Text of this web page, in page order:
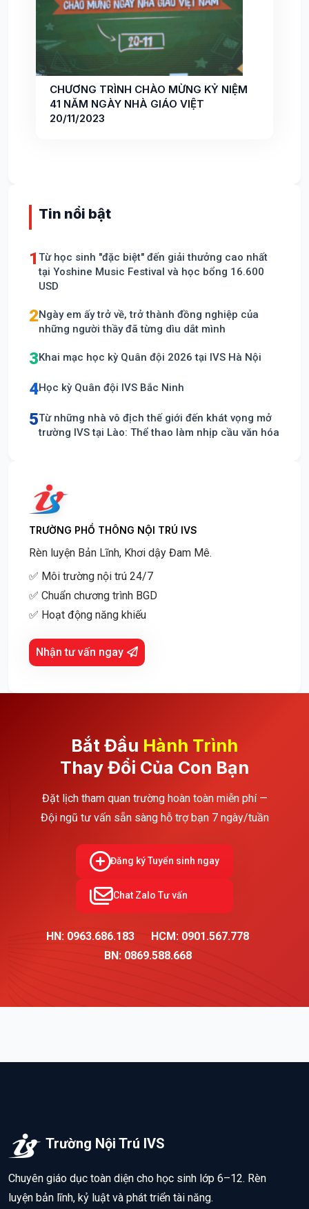
CHƯƠNG TRÌNH CHÀO MỪNG KỶ NIỆM
41 NĂM NGÀY NHÀ GIÁO VIỆT
20/11/2023
Tin nổi bật
1 Từ học sinh "đặc biệt" đến giải thưởng cao nhất
tại Yoshine Music Festival và học bổng 16.600
USD
2Ngày em ấy trở về, trở thành đồng nghiệp của
những người thầy đã từng dìu dắt mình
3Khai mạc học kỳ Quân đội 2026 tại IVS Hà Nội
4Học kỳ Quân đội IVS Bắc Ninh
5Từ những nhà vô địch thế giới đến khát vọng mở
trường IVS tại Lào: Thể thao làm nhịp cầu văn hóa
TRƯỜNG PHỔ THÔNG NỘI TRÚ IVS
Rèn luyện Bản Lĩnh, Khơi dậy Đam Mê.
✅ Môi trường nội trú 24/7
✅ Chuẩn chương trình BGD
✅ Hoạt động năng khiếu
Nhận tư vấn ngay
Bắt Đầu Hành Trình
Thay Đổi Của Con Bạn
Đặt lịch tham quan trường hoàn toàn miễn phí —
Đội ngũ tư vấn sẵn sàng hỗ trợ bạn 7 ngày/tuần
Đăng ký Tuyển sinh ngay
Chat Zalo Tư vấn
HN: 0963.686.183
HCM: 0901.567.778
BN: 0869.588.668
Trường Nội Trú IVS
Chuyên giáo dục toàn diện cho học sinh lớp 6–12. Rèn
luyện bản lĩnh, kỷ luật và phát triển tài năng.